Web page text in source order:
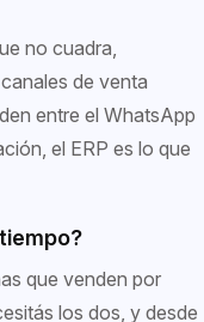
no cuadra,
de venta
entre el WhatsApp
el ERP es lo que
que venden por
los dos, y desde